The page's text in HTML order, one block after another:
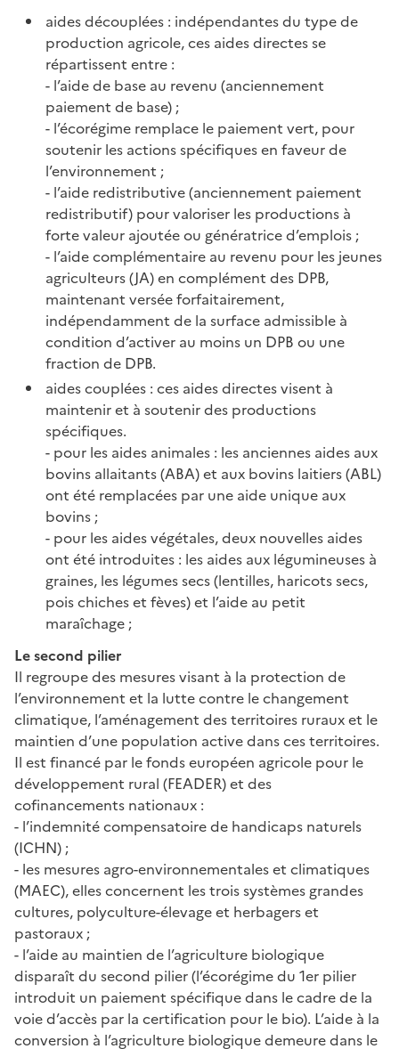
aides découplées : indépendantes du type de
production agricole, ces aides directes se
répartissent entre :
- l’aide de base au revenu (anciennement
paiement de base) ;
- l’écorégime remplace le paiement vert, pour
soutenir les actions spécifiques en faveur de
l’environnement ;
- l’aide redistributive (anciennement paiement
redistributif) pour valoriser les productions à
forte valeur ajoutée ou génératrice d’emplois ;
- l’aide complémentaire au revenu pour les jeunes
agriculteurs (JA) en complément des DPB,
maintenant versée forfaitairement,
indépendamment de la surface admissible à
condition d’activer au moins un DPB ou une
fraction de DPB.
aides couplées : ces aides directes visent à
maintenir et à soutenir des productions
spécifiques.
- pour les aides animales : les anciennes aides aux
bovins allaitants (ABA) et aux bovins laitiers (ABL)
ont été remplacées par une aide unique aux
bovins ;
- pour les aides végétales, deux nouvelles aides
ont été introduites : les aides aux légumineuses à
graines, les légumes secs (lentilles, haricots secs,
pois chiches et fèves) et l’aide au petit
maraîchage ;
Le second pilier
Il regroupe des mesures visant à la protection de
l’environnement et la lutte contre le changement
climatique, l’aménagement des territoires ruraux et le
maintien d’une population active dans ces territoires.
Il est financé par le fonds européen agricole pour le
développement rural (FEADER) et des
cofinancements nationaux :
- l’indemnité compensatoire de handicaps naturels
(ICHN) ;
- les mesures agro-environnementales et climatiques
(MAEC), elles concernent les trois systèmes grandes
cultures, polyculture-élevage et herbagers et
pastoraux ;
- l’aide au maintien de l’agriculture biologique
disparaît du second pilier (l’écorégime du 1er pilier
introduit un paiement spécifique dans le cadre de la
voie d’accès par la certification pour le bio). L’aide à la
conversion à l’agriculture biologique demeure dans le